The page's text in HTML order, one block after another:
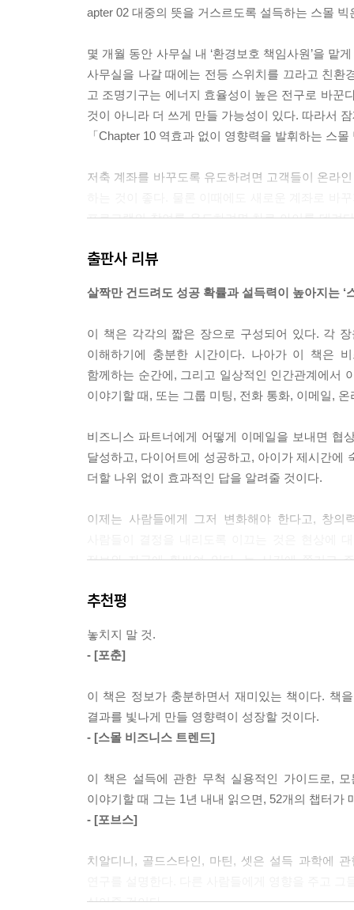
apter 02 대중의 뜻을 거스르도록 설득하는 스몰
몇 개월 동안 사무실 내 ‘환경보호 책임사원’을
사무실을 나갈 때에는 전등 스위치를 끄라고 친환
고 조명기구는 에너지 효율성이 높은 전구로 바꾼
것이 아니라 더 쓰게 만들 가능성이 있다. 따라서
「Chapter 10 역효과 없이 영향력을 발휘하는 스
저축 계좌를 바꾸도록 유도하려면 고객들이 온라
프로그램의 참여를 유도하려면 차로 아이를 데려
옵션을 만드는 스몰 빅은 무엇일까?」 중에서
기꺼이 돕고자 하는 마음을 전달할 때 관리자와
기뻤던 과거 사례를 들며 누군가에게 도와달라고
정보를 구하도록 격려하는 의료 전문가들은 도움
간단한 변화만으로 커다란 차이를 만들어낼 수 있
것으로 피드백을 변화할 때 일반적으로 작업을 끝
“목표의 80퍼센트를 달성했네요”라고 말하는 것보
출판사 리뷰
살짝만 건드려도 성공 확률과 설득력이 높아지는 ‘
이 책은 각각의 짧은 장으로 구성되어 있다. 각
이해하기에 충분한 시간이다. 나아가 이 책은
함께하는 순간에, 그리고 일상적인 인간관계에서
이야기할 때, 또는 그룹 미팅, 전화 통화, 이메일,
비즈니스 파트너에게 어떻게 이메일을 보내면 협
달성하고, 다이어트에 성공하고, 아이가 제시간에
더할 나위 없이 효과적인 답을 알려줄 것이다.
이제는 사람들에게 그저 변화해야 한다고, 창
정보와 자극에 휩싸여 있다. 늘 시간에 쫓기고
교육시킬 수 있을 뿐더러 누구나 다른 사람에게
상대의 마음을 사로잡거나 설득할 때 이 책에서
뛰어넘어 놀라운 결과를 안겨줄 것이다.
추천평
놓치지 말 것.
- [포춘]
이 책은 정보가 충분하면서 재미있는 책이다. 책
결과를 빛나게 만들 영향력이 성장할 것이다.
- [스몰 비즈니스 트렌드]
이 책은 설득에 관한 무척 실용적인 가이드로,
이야기할 때 그는 1년 내내 읽으면, 52개의 챕터가
- [포브스]
치알디니, 골드스타인, 마틴, 셋은 설득 과학에
실어줄 것이다.